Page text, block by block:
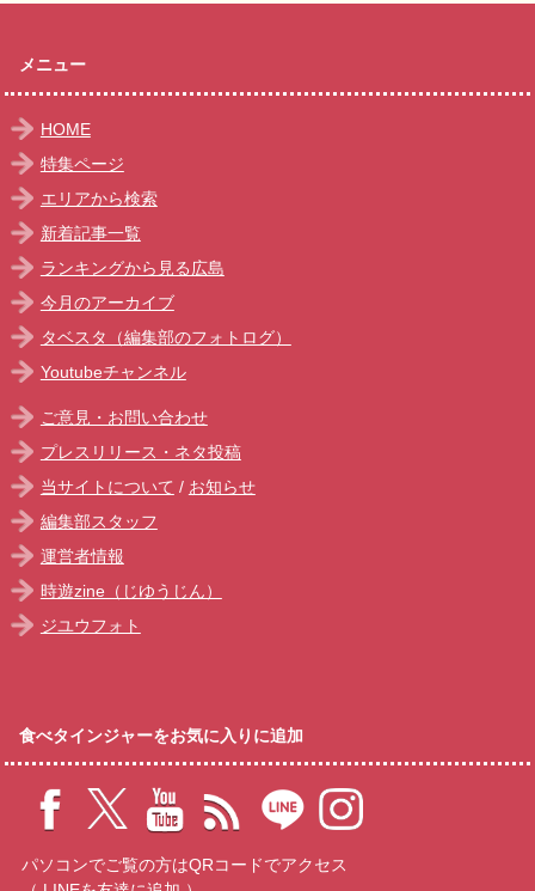
メニュー
HOME
特集ページ
エリアから検索
新着記事一覧
ランキングから見る広島
今月のアーカイブ
タベスタ（編集部のフォトログ）
Youtubeチャンネル
ご意見・お問い合わせ
プレスリリース・ネタ投稿
当サイトについて / お知らせ
編集部スタッフ
運営者情報
時遊zine（じゆうじん）
ジユウフォト
食べタインジャーをお気に入りに追加
パソコンでご覧の方はQRコードでアクセス